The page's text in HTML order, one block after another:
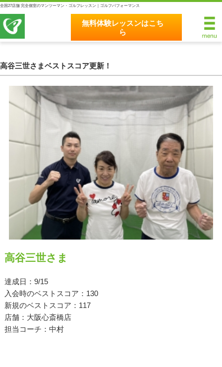
全国27店舗 完全個室のマンツーマン・ゴルフレッスン｜ゴルフパフォーマンス
無料体験レッスンはこち
ら
無料体験レッスンはこちら
完全個室マンツーマンレッスン
統一されたレッスン理論
最新のスイング解析システム
独自のコースティーチング
クラブフィッティングの５つのこだわり
全額返金保証
原田メソッド
エゴスキューメソッド
レッスン内容
ゴルフが楽しみたい（初心者）
高谷三世さまベストスコア更新！
高谷三世さま
達成日：9/15
入会時のベストスコア：130
新規のベストスコア：117
店舗：大阪心斎橋店
担当コーチ：中村